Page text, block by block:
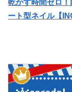
乾かす時間ゼロ
ート型ネイル【